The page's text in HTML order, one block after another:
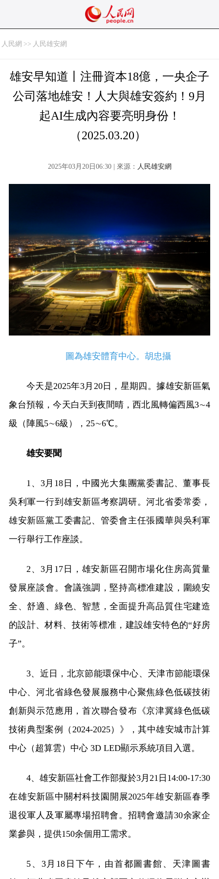
人民網 >> 人民雄安網
雄安早知道丨注冊資本18億，一央企子
公司落地雄安！人大與雄安簽約！9月
起AI生成內容要亮明身份！
（2025.03.20）
2025年03月20日06:30 | 來源： 人民雄安網
圖為雄安體育中心。胡忠攝
今天是2025年3月20日，星期四。據雄安新區氣
象台預報，今天白天到夜間晴，西北風轉偏西風3∼4
級（陣風5∼6級），25∼6℃。
雄安要聞
1、3月18日，中國光大集團黨委書記、董事長
吳利軍一行到雄安新區考察調研。河北省委常委，
雄安新區黨工委書記、管委會主任張國華與吳利軍
一行舉行工作座談。
2、3月17日，雄安新區召開市場化住房高質量
發展座談會。會議強調，堅持高標准建設，圍繞安
全、舒適、綠色、智慧，全面提升高品質住宅建造
的設計、材料、技術等標准，建設雄安特色的“好房
子”。
3、近日，北京節能環保中心、天津市節能環保
中心、河北省綠色發展服務中心聚焦綠色低碳技術
創新與示范應用，首次聯合發布《京津冀綠色低碳
技術典型案例（2024-2025）》，其中雄安城市計算
中心（超算雲）中心 3D LED顯示系統項目入選。
4、雄安新區社會工作部擬於3月21日14:00-17:30
在雄安新區中關村科技園開展2025年雄安新區春季
退役軍人及軍屬專場招聘會。招聘會邀請30余家企
業參與，提供150余個用工需求。
5、3月18日下午，由首都圖書館、天津圖書